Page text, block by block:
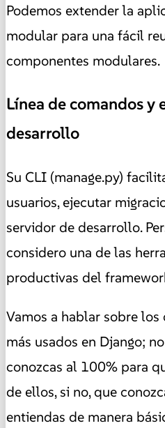
Podemos extender la
modular para una fácil
componentes modulares.
Línea de comandos y
desarrollo
Su CLI (manage.py)
usuarios, ejecutar
servidor de desarrollo.
considero una de las
productivas del
Vamos a hablar sobre
más usados en Django;
conozcas al 100% para
de ellos, si no, que
entiendas de manera